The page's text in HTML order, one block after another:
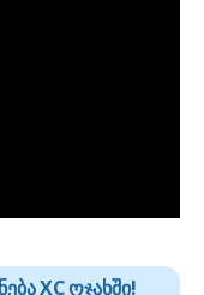
XC ოჯახში!